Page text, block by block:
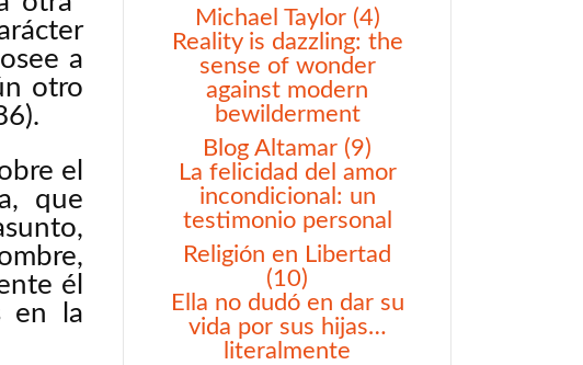
a
otro
el
que
él
en la
Michael Taylor (4)
Reality is dazzling: the
sense of wonder
against modern
bewilderment
Blog Altamar (9)
La felicidad del amor
incondicional: un
testimonio personal
Religión en Libertad
(10)
Ella no dudó en dar su
vida por sus hijas…
literalmente